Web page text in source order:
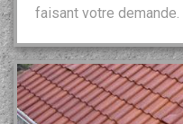
faisant votre demande.